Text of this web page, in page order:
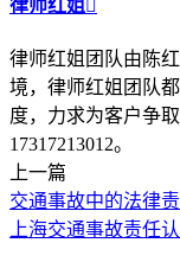
律师红姐 
律师红姐团队由陈
境，律师红姐团队
度，力求为客户争
17317213012。
上一篇
交通事故中的法律
上海交通事故责任